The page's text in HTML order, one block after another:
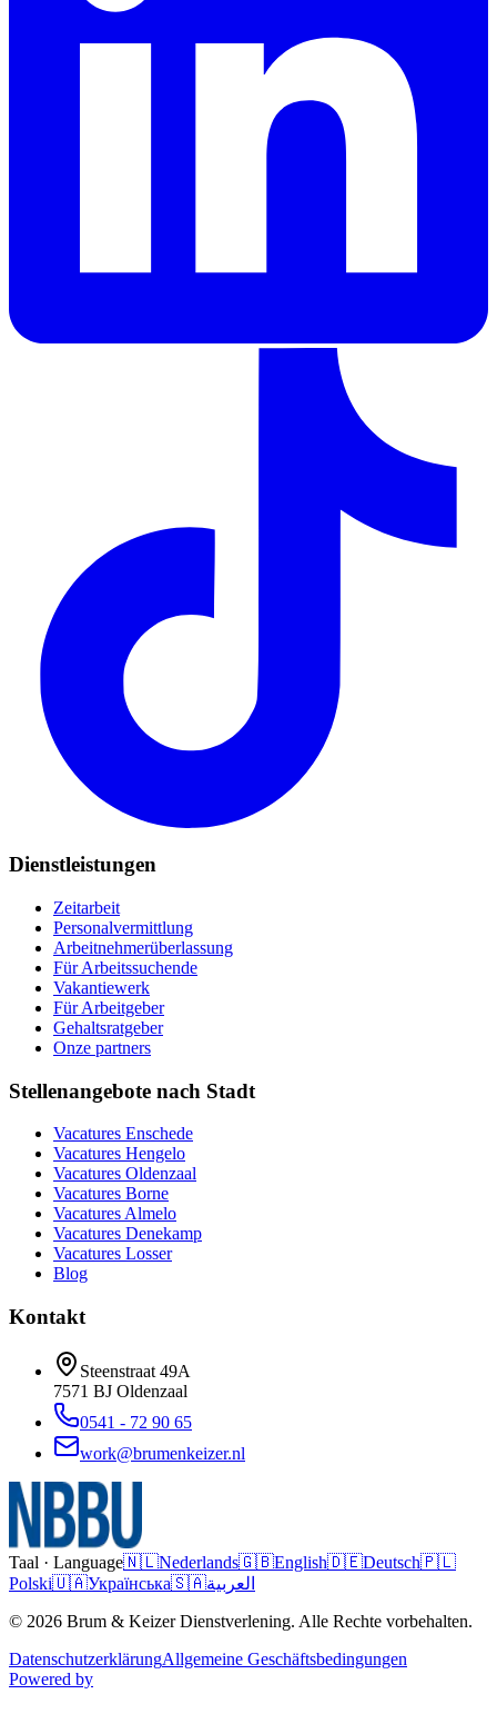
Dienstleistungen
Zeitarbeit
Personalvermittlung
Arbeitnehmerüberlassung
Für Arbeitssuchende
Vakantiewerk
Für Arbeitgeber
Gehaltsratgeber
Onze partners
Stellenangebote nach Stadt
Vacatures Enschede
Vacatures Hengelo
Vacatures Oldenzaal
Vacatures Borne
Vacatures Almelo
Vacatures Denekamp
Vacatures Losser
Blog
Kontakt
Steenstraat 49A
7571 BJ Oldenzaal
0541 - 72 90 65
work@brumenkeizer.nl
Taal · Language🇳🇱Nederlands🇬🇧English🇩🇪Deutsch🇵🇱
Polski🇺🇦Українська🇸🇦العربية
© 2026 Brum & Keizer Dienstverlening. Alle Rechte vorbehalten.
DatenschutzerklärungAllgemeine Geschäftsbedingungen
Powered by